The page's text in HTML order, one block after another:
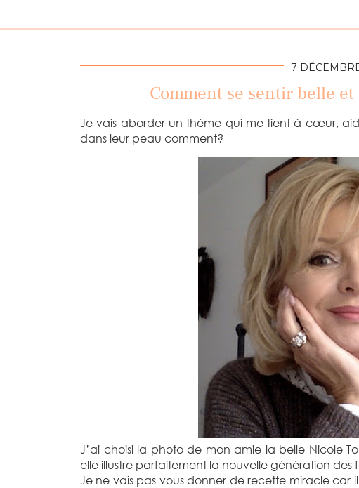
7
Comment se sentir belle et
Je vais aborder un thème qui me tient à cœur,
dans leur peau comment?
J’ai choisi la photo de mon amie la belle Nicole
elle illustre parfaitement la nouvelle génération des
Je ne vais pas vous donner de recette miracle car